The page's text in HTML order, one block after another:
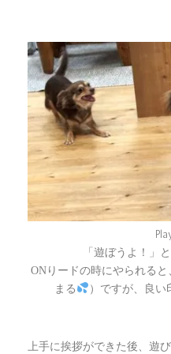
「遊ぼうよ！」
ONりードの時にやられる
まる
）ですが、良い
上手に挨拶ができた後、遊